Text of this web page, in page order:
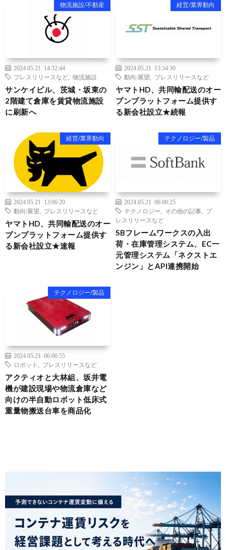
物流施設/不動産
2024.05.21 14:32:44
プレスリリースなど
物流施設
サンケイビル、茨城・坂東の
2階建て倉庫を賃貸物流施設
に刷新へ
経営/業界動向
2024.05.21 13:34:30
動向/展望
プレスリリースなど
ヤマトHD、共同輸配送のオー
プンプラットフォーム提供す
る新会社設立★続報
経営/業界動向
2024.05.21 13:06:20
動向/展望
プレスリリースなど
ヤマトHD、共同輸配送のオー
プンプラットフォーム提供す
る新会社設立★速報
テクノロジー/製品
2024.05.21 06:00:25
テクノロジー
その他の記事
プ
レスリリースなど
SBフレームワークスの入出
荷・在庫管理システム、EC一
元管理システム「ネクストエ
ンジン」とAPI連携開始
テクノロジー/製品
2024.05.21 06:00:55
ロボット
プレスリリースなど
アクティオと大林組、坂井電
機が建設現場や物流倉庫など
向けの半自動ロボット低床式
重量物搬送台車を商品化